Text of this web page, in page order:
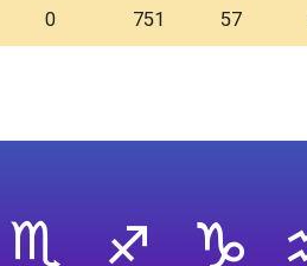
0 751 57